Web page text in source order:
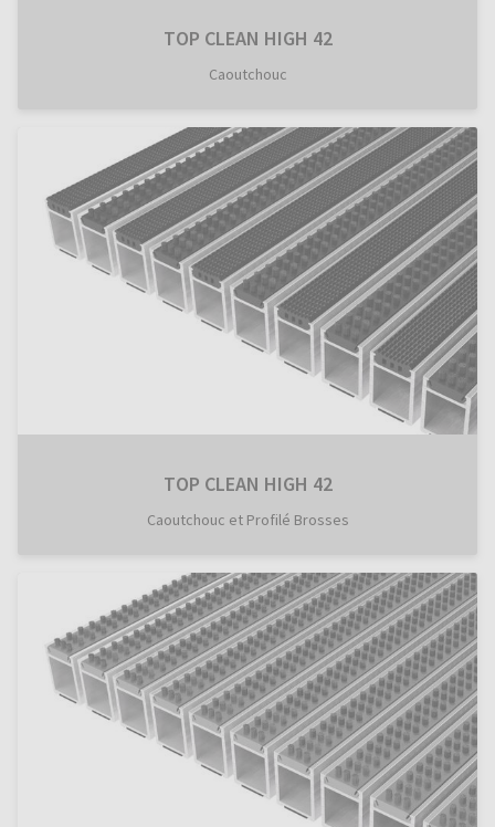
TOP CLEAN HIGH 42
Caoutchouc
TOP CLEAN HIGH 42
Caoutchouc et Profilé Brosses